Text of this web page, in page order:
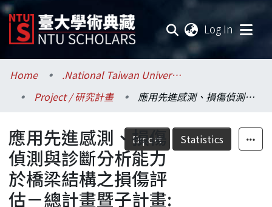
Log In
Communities & Collections
Research Outputs
Fundings & Projects
Researchers
Organizations
Home
.National Taiwan University / 國立臺灣大學
Project / 研究計畫
應用先進感測、損傷偵測與診斷分析能力於橋梁結構之損傷評估－總計畫暨子計畫:橋梁結構受環境與常態運作因素下之振動特徵解析與統計分析(II)
Export Statistics
應用先進感測、損傷
偵測與診斷分析能力
於橋梁結構之損傷評
估－總計畫暨子計畫: